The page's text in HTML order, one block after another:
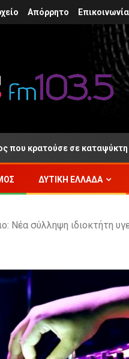
Απόρρητο Επικοινωνία
σε καταψύκτη τη
ΔΥΤΙΚΉ ΕΛΛΆΔΑ
Νέα σύλληψη ιδιοκτήτη